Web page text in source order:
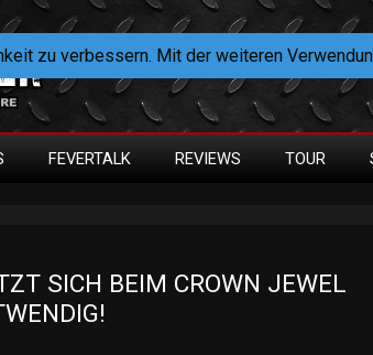
FEVERTALK REVIEWS TOUR
SICH BEIM CROWN JEWEL
zu verbessern. Mit der weiteren